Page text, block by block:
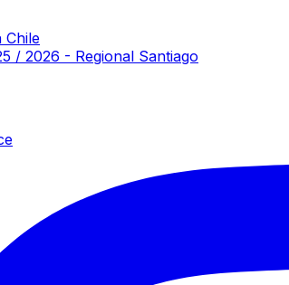
Chile
/ 2026 - Regional Santiago